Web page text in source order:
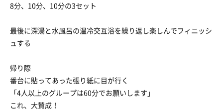
8分、10分、10分の3セット
最後に深湯と水風呂の温冷交互浴を繰り返し楽しんでフィニッシ
ュする
帰り際
番台に貼ってあった張り紙に目が行く
「4人以上のグループは60分でお願いします」
これ、大賛成！